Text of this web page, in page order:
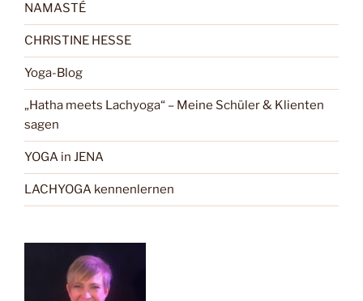
NAMASTÉ
CHRISTINE HESSE
Yoga-Blog
„Hatha meets Lachyoga“ – Meine Schüler & Klienten
sagen
YOGA in JENA
LACHYOGA kennenlernen